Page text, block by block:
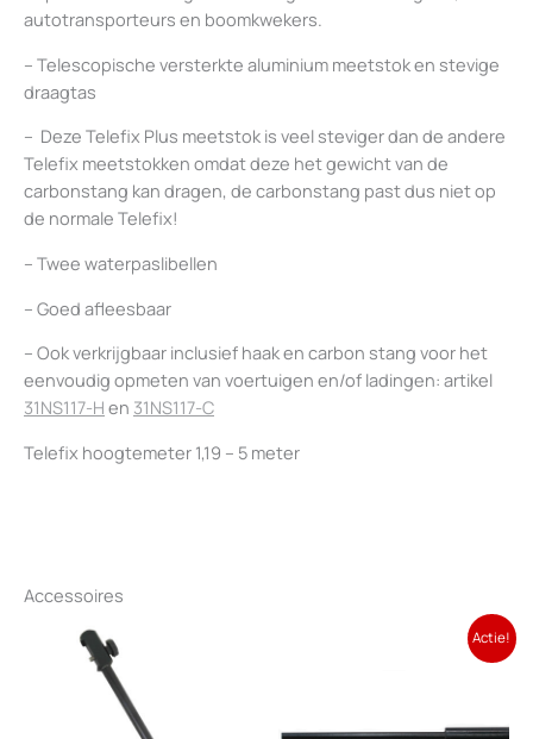
autotransporteurs en boomkwekers.
– Telescopische versterkte aluminium meetstok en stevige
draagtas
– Deze Telefix Plus meetstok is veel steviger dan de andere
Telefix meetstokken omdat deze het gewicht van de
carbonstang kan dragen, de carbonstang past dus niet op
de normale Telefix!
– Twee waterpaslibellen
– Goed afleesbaar
– Ook verkrijgbaar inclusief haak en carbon stang voor het
eenvoudig opmeten van voertuigen en/of ladingen: artikel
31NS117-H en 31NS117-C
Telefix hoogtemeter 1,19 – 5 meter
Accessoires
Actie!